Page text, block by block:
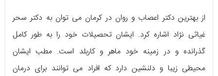
از بهترین دکتر اعصاب و روان در کرمان می توان به دکتر سحر
غیاثی نژاد اشاره کرد. ایشان تحصیلات خود را به طور کامل
گذرانده و در زمینه خود ماهر و کاربلد است. مطب ایشان
محیطی زیبا و دلنشین دارد که افراد می توانند برای درمان